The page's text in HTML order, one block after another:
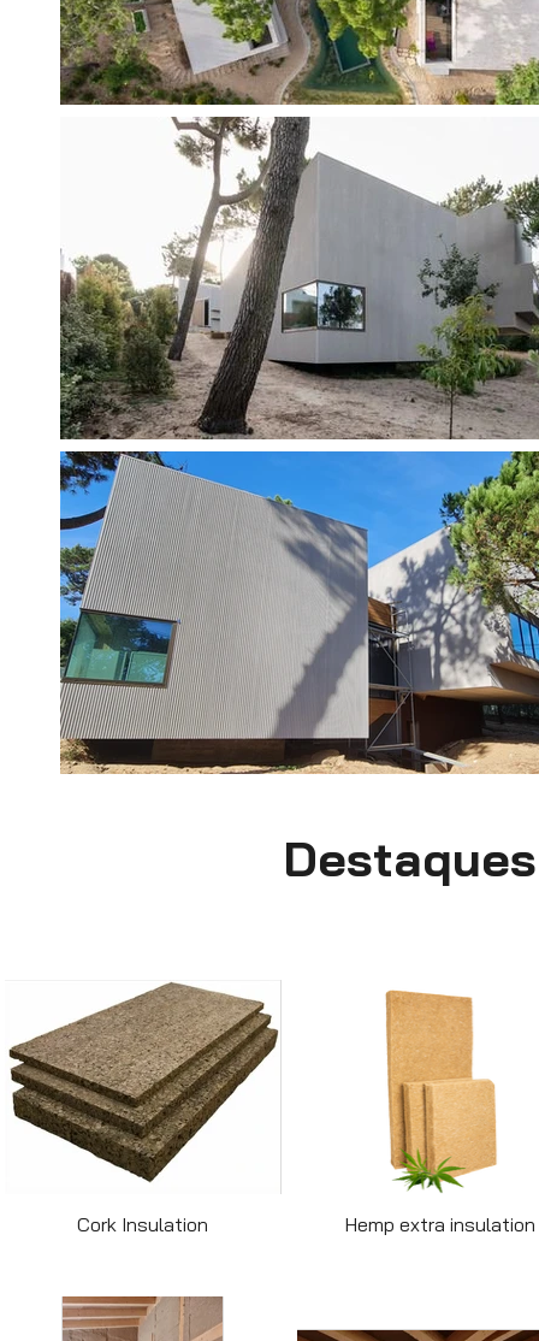
Cork Insulation Hemp extra insulation